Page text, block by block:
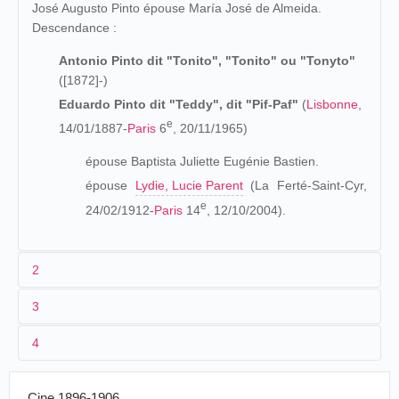
José Augusto Pinto épouse María José de Almeida.
Descendance :
Antonio Pinto dit "Tonito", "Tonito" ou "Tonyto"
([1872]-)
Eduardo Pinto dit "Teddy", dit "Pif-Paf" (Lisbonne
14/01/1887-Paris 6e , 20/11/1965)
épouse Baptista Juliette Eugénie Bastien.
épouse Lydie, Lucie Parent(La Ferté-Saint-Cyr,
24/02/1912-Paris 14e , 12/10/2004).
2
ses parents pour devenir artiste de cirque:
3
4